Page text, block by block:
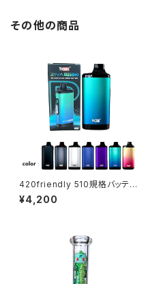
その他の商品
420friendly 510規格バッテリ
ー Yocan ZIVA PRO|タッチ式
OLED搭載 ステルスバッテリー
¥4,200